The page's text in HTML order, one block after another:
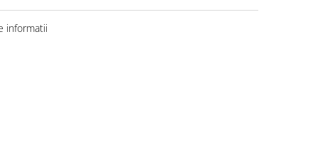
informatii